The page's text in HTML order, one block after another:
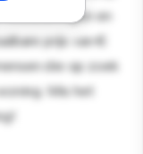
en
prijs van €
die op zoek
Mis het